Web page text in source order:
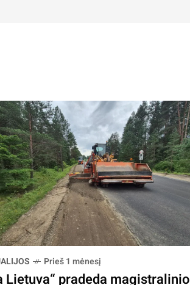
Prieš 1 mėnesį
Lietuva“ pradeda magistralinio